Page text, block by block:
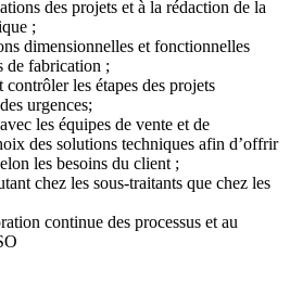
des projets et à la rédaction de la
;
dimensionnelles et fonctionnelles
de fabrication ;
les étapes des projets
urgences;
les équipes de vente et de
des solutions techniques afin d’offrir
les besoins du client ;
chez les sous-traitants que chez les
continue des processus et au